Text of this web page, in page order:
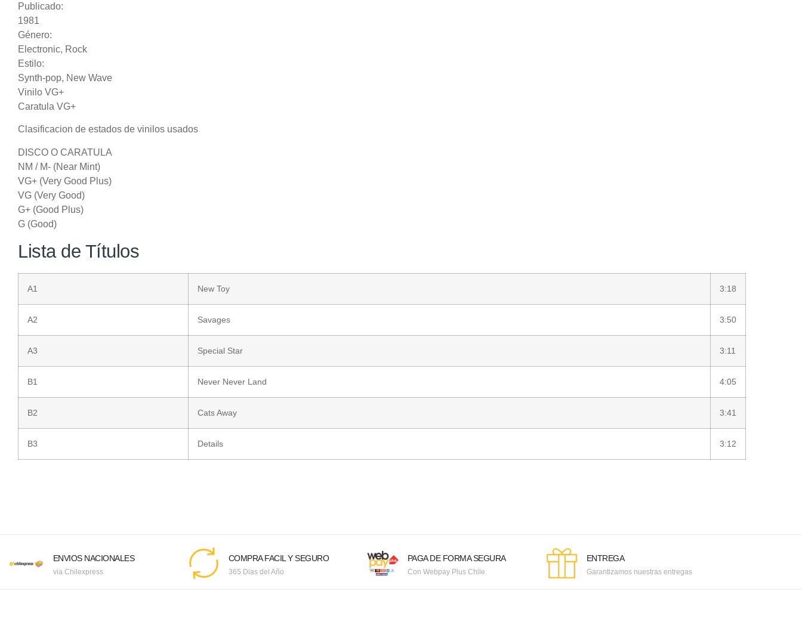
Publicado:
1981
Género:
Electronic, Rock
Estilo:
Synth-pop, New Wave
Vinilo VG+
Caratula VG+
Clasificacion de estados de vinilos usados
DISCO O CARATULA
NM / M- (Near Mint)
VG+ (Very Good Plus)
VG (Very Good)
G+ (Good Plus)
G (Good)
Lista de Títulos
A1 New Toy 3:18
A2 Savages 3:50
A3 Special Star 3:11
B1 Never Never Land 4:05
B2 Cats Away 3:41
B3 Details 3:12
ENVIOS NACIONALES
via Chilexpress
COMPRA FACIL Y SEGURO
365 Dias del Año
PAGA DE FORMA SEGURA
Con Webpay Plus Chile
ENTREGA
Garantizamos nuestras entregas